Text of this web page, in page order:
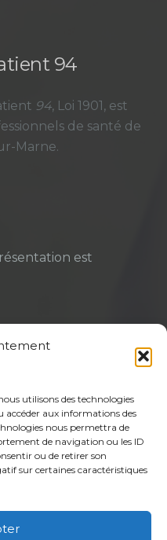
utilisons des technologies
accéder aux informations des
nous permettra de
de navigation ou les ID
ou de retirer son
sur certaines caractéristiques
94
94, Loi 1901, est
de santé de
Marne.
est
soin
participez à la vie de